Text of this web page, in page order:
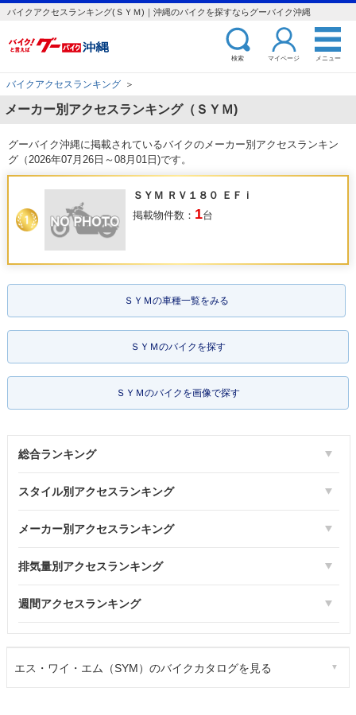
バイクアクセスランキング(ＳＹＭ)｜沖縄のバイクを探すならグーバイク沖縄
検索 マイページ メニュー
バイクアクセスランキング ＞
メーカー別アクセスランキング（ＳＹＭ)
グーバイク沖縄に掲載されているバイクのメーカー別アクセスランキン
グ（2026年07月26日～08月01日)です。
ＳＹＭ ＲＶ１８０ ＥＦｉ
掲載物件数： 1台
ＳＹＭの車種一覧をみる
ＳＹＭのバイクを探す
ＳＹＭのバイクを画像で探す
総合ランキング
スタイル別アクセスランキング
メーカー別アクセスランキング
排気量別アクセスランキング
週間アクセスランキング
エス・ワイ・エム（SYM）のバイクカタログを見る